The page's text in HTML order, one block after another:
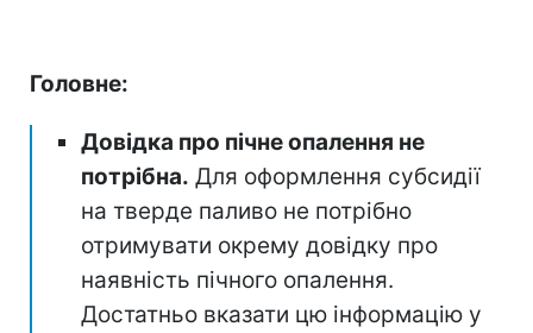
Головне:
Довідка про пічне опалення не
потрібна. Для оформлення субсидії
на тверде паливо не потрібно
отримувати окрему довідку про
наявність пічного опалення.
Достатньо вказати цю інформацію у